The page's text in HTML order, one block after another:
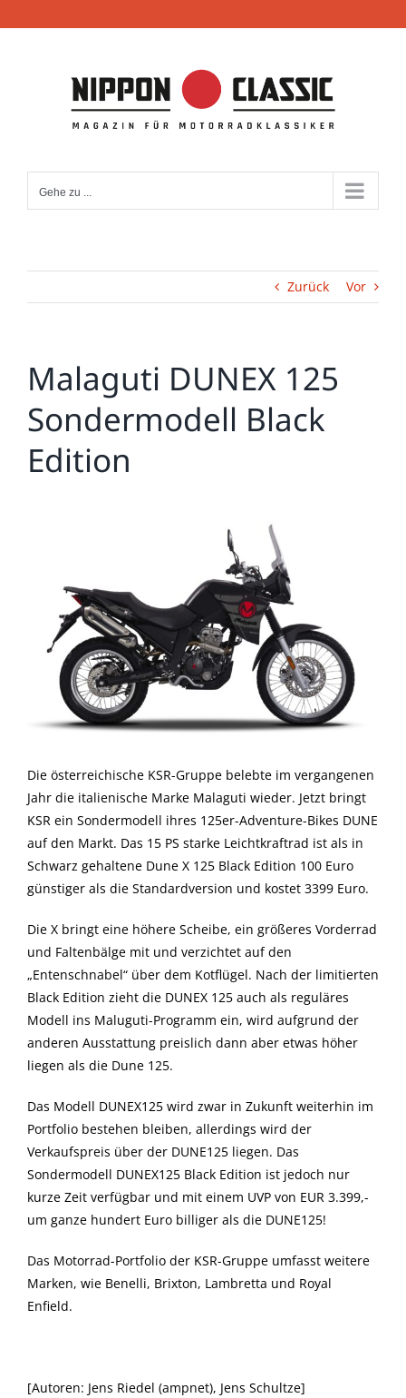
Inhalt
Gehe zu ...
Zurück Vor
Malaguti DUNEX 125
Sondermodell Black
Edition
Die österreichische KSR-Gruppe belebte im vergangenen
Jahr die italienische Marke Malaguti wieder. Jetzt bringt
KSR ein Sondermodell ihres 125er-Adventure-Bikes DUNE
auf den Markt. Das 15 PS starke Leichtkraftrad ist als in
Schwarz gehaltene Dune X 125 Black Edition 100 Euro
günstiger als die Standardversion und kostet 3399 Euro.
Die X bringt eine höhere Scheibe, ein größeres Vorderrad
und Faltenbälge mit und verzichtet auf den
„Entenschnabel“ über dem Kotflügel. Nach der limitierten
Black Edition zieht die DUNEX 125 auch als reguläres
Modell ins Maluguti-Programm ein, wird aufgrund der
anderen Ausstattung preislich dann aber etwas höher
liegen als die Dune 125.
Das Modell DUNEX125 wird zwar in Zukunft weiterhin im
Portfolio bestehen bleiben, allerdings wird der
Verkaufspreis über der DUNE125 liegen. Das
Sondermodell DUNEX125 Black Edition ist jedoch nur
kurze Zeit verfügbar und mit einem UVP von EUR 3.399,-
um ganze hundert Euro billiger als die DUNE125!
Das Motorrad-Portfolio der KSR-Gruppe umfasst weitere
Marken, wie Benelli, Brixton, Lambretta und Royal
Enfield.
[Autoren: Jens Riedel (ampnet), Jens Schultze]